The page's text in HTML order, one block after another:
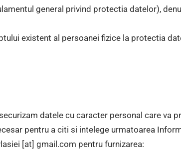
general privind protectia datelor),
existent al persoanei fizice la protectia
datele cu caracter personal care va
pentru a citi si intelege urmatoarea
[at] gmail.com pentru furnizarea: